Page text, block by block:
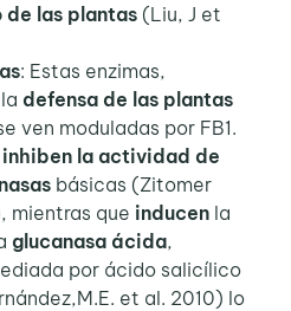
las plantas(Liu, J et
: Estas enzimas,
defensa de las plantas
ven moduladas por FB1.
inhiben la actividad de
básicas (Zitomer
mientras que inducenla
glucanasa ácida,
por ácido salicílico
et al. 2010) lo